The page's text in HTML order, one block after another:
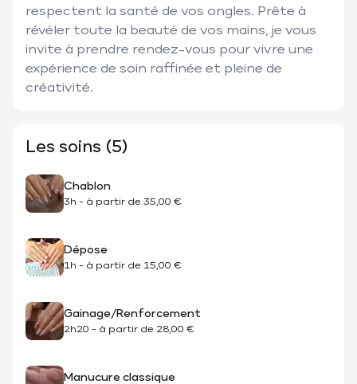
respectent la santé de vos ongles. Prête à
révéler toute la beauté de vos mains, je vous
invite à prendre rendez-vous pour vivre une
expérience de soin raffinée et pleine de
créativité.
Les soins (5)
Chablon
3h - à partir de 35,00 €
Dépose
1h - à partir de 15,00 €
Gainage/Renforcement
2h20 - à partir de 28,00 €
Manucure classique